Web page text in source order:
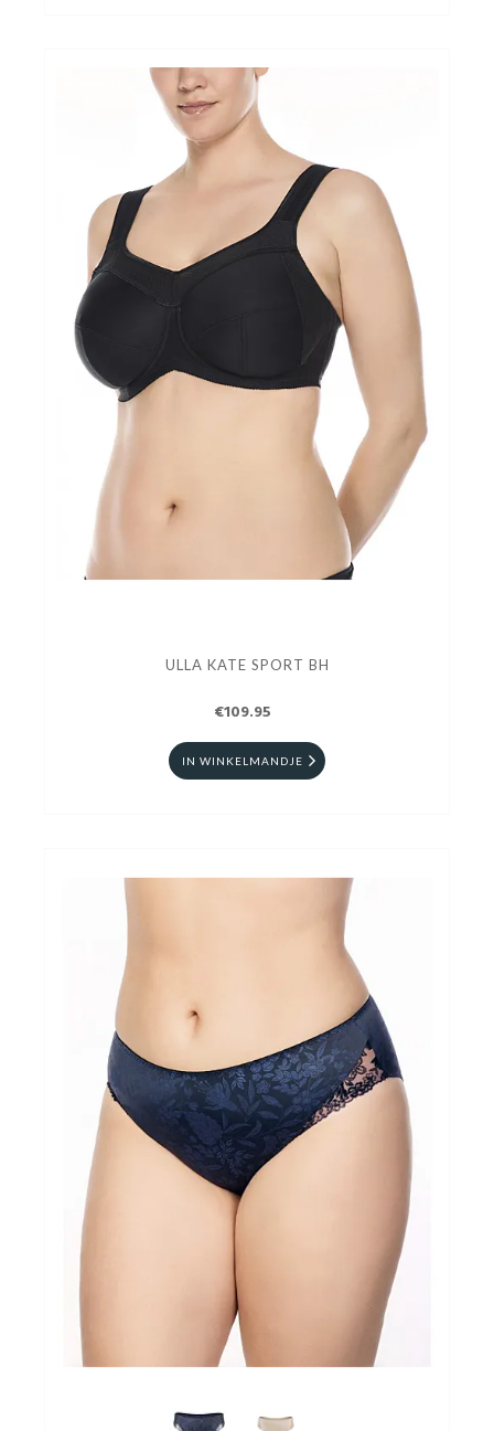
ULLA KATE SPORT BH
€109.95
IN WINKELMANDJE